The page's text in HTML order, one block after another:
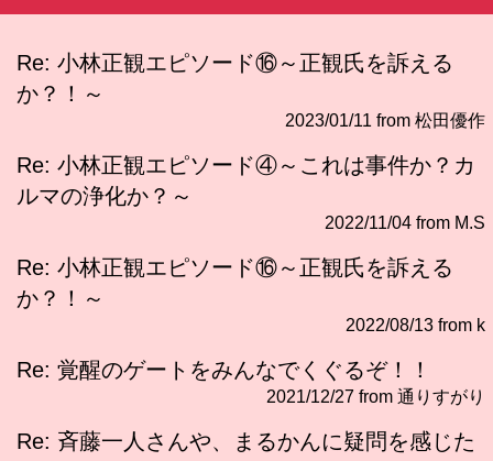
Re: 小林正観エピソード⑯～正観氏を訴える
か？！～
2023/01/11 from 松田優作
Re: 小林正観エピソード④～これは事件か？カ
ルマの浄化か？～
2022/11/04 from M.S
Re: 小林正観エピソード⑯～正観氏を訴える
か？！～
2022/08/13 from k
Re: 覚醒のゲートをみんなでくぐるぞ！！
2021/12/27 from 通りすがり
Re: 斉藤一人さんや、まるかんに疑問を感じた